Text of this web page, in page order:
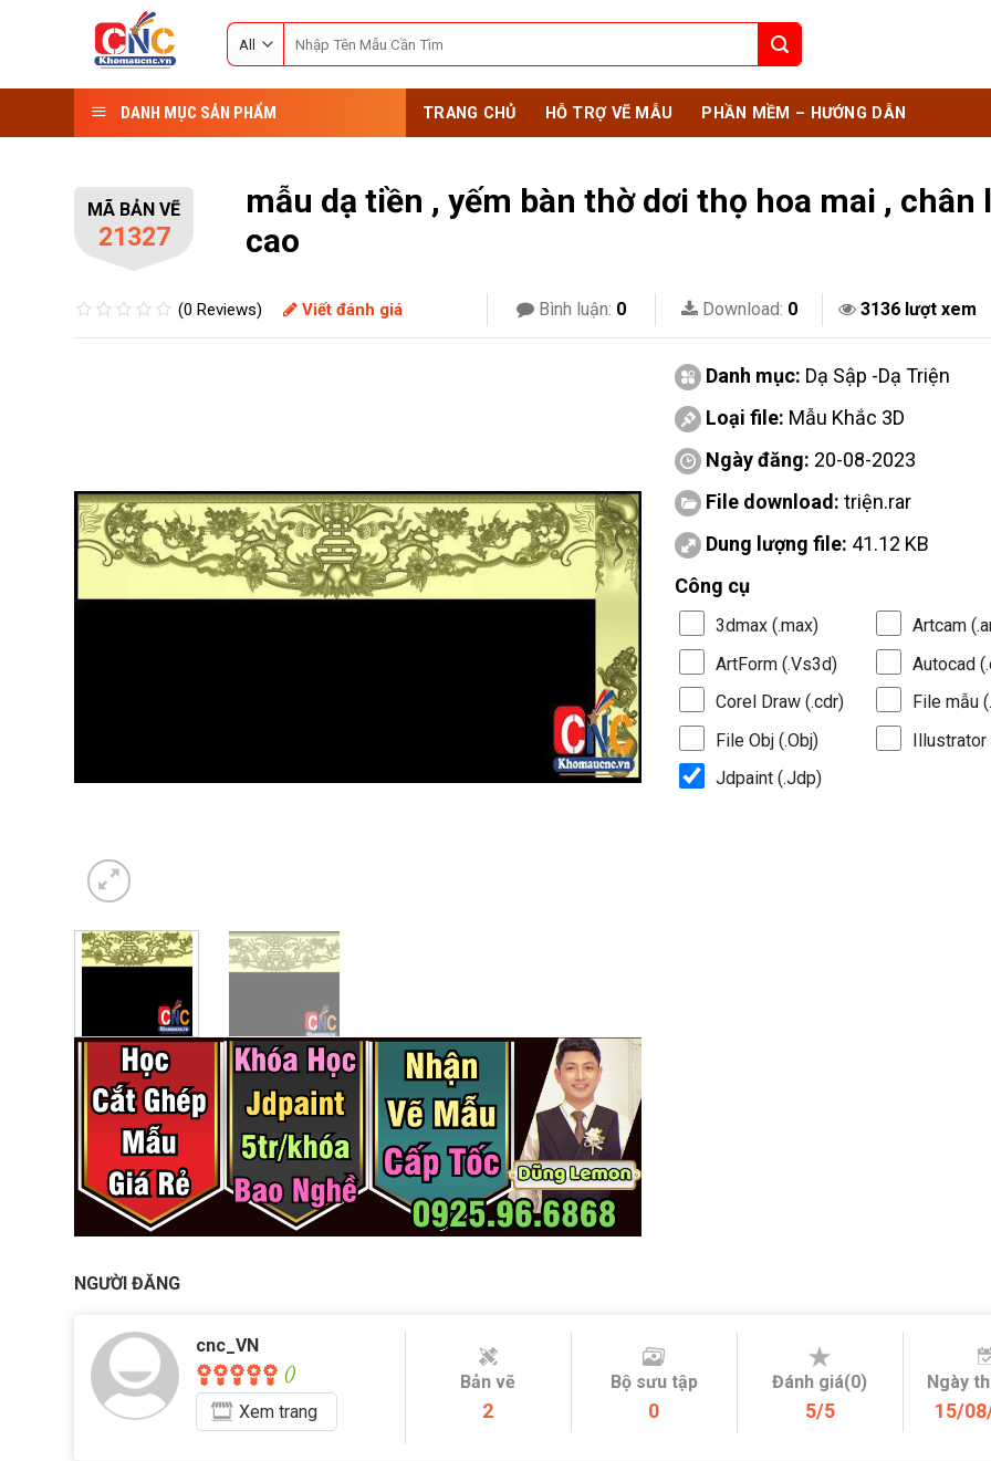
for:
DANH MỤC SẢN PHẨM TRANG CHỦ HỖ TRỢ VẼ MẪU PHẦN MỀM – HƯỚNG DẪN
MÃ BẢN VẼ
21327
mẫu dạ tiền , yếm bàn thờ dơi thọ hoa mai , chân
cao
(0 Reviews) Viết đánh giá Bình luận: 0 Download: 0 3136 lượt xem
Danh mục: Dạ Sập -Dạ Triện
Loại file: Mẫu Khắc 3D
Ngày đăng: 20-08-2023
File download: triện.rar
Dung lượng file: 41.12 KB
Công cụ
3dmax (.max)
Artcam
ArtForm (.Vs3d)
Autocad
Corel Draw (.cdr)
File mẫu
File Obj (.Obj)
Illustrator
Jdpaint (.Jdp)
NGƯỜI ĐĂNG
cnc_VN
()
Xem trang
Bản vẽ
2
Bộ sưu tập
0
Đánh giá(0)
5/5
Ngày
15/